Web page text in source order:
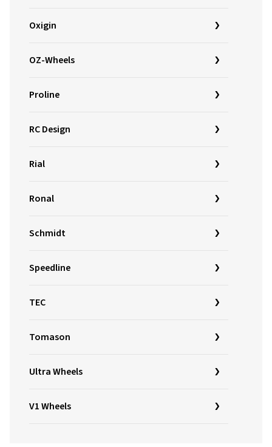
Oxigin
OZ-Wheels
Proline
RC Design
Rial
Ronal
Schmidt
Speedline
TEC
Tomason
Ultra Wheels
V1 Wheels